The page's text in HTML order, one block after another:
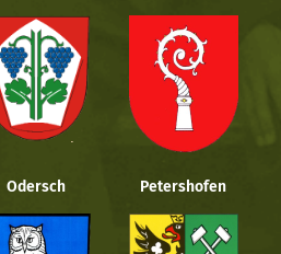
Odersch Petershofen